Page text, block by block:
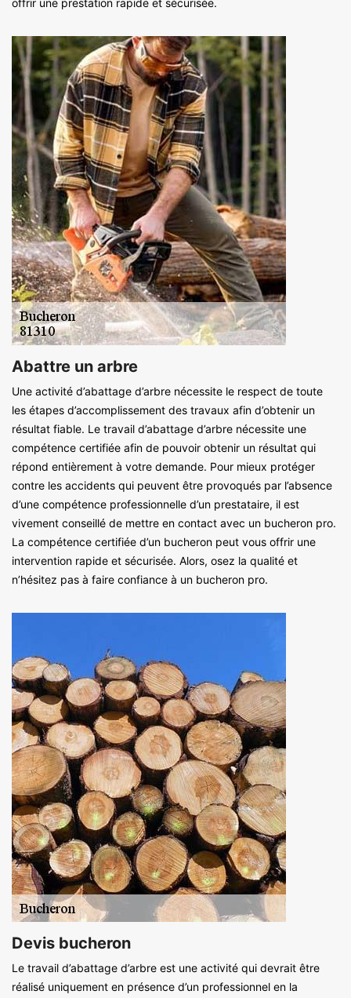
offrir une prestation rapide et sécurisée.
Abattre un arbre
Une activité d’abattage d’arbre nécessite le respect de toute
les étapes d’accomplissement des travaux afin d’obtenir un
résultat fiable. Le travail d’abattage d’arbre nécessite une
compétence certifiée afin de pouvoir obtenir un résultat qui
répond entièrement à votre demande. Pour mieux protéger
contre les accidents qui peuvent être provoqués par l’absence
d’une compétence professionnelle d’un prestataire, il est
vivement conseillé de mettre en contact avec un bucheron pro.
La compétence certifiée d’un bucheron peut vous offrir une
intervention rapide et sécurisée. Alors, osez la qualité et
n’hésitez pas à faire confiance à un bucheron pro.
Devis bucheron
Le travail d’abattage d’arbre est une activité qui devrait être
réalisé uniquement en présence d’un professionnel en la